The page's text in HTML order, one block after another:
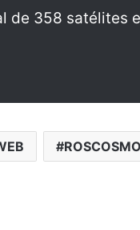
de 358 satélites